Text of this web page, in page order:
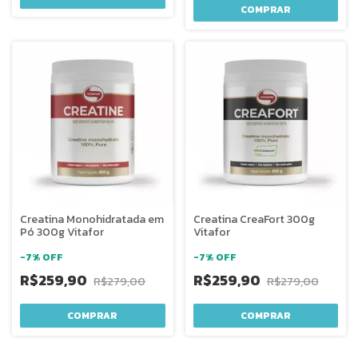
COMPRAR
Creatina Monohidratada em
Pó 300g Vitafor
-7% OFF
R$259,90 R$279,00
Creatina CreaFort 300g
Vitafor
-7% OFF
R$259,90 R$279,00